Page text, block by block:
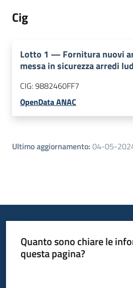
Cig
Lotto 1 — Fornitura nuovi
messa in sicurezza arredi
CIG:9882460FF7
OpenData ANAC
Ultimo aggiornamento: 04-05-
Quanto sono chiare le
questa pagina?